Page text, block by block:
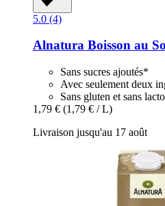
5.0 (4)
Alnatura Boisson au
Sans sucres ajoutés*
Avec seulement deux
Sans gluten et sans
1,79 € (1,79 € / L)
Livraison jusqu'au 17 août